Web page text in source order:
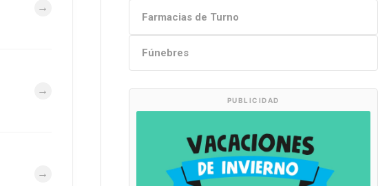
Farmacias de Turno
Fúnebres
PUBLICIDAD